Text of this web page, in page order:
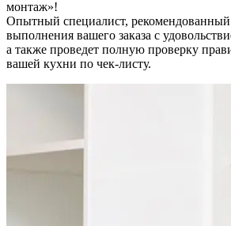
монтаж»!
Опытный специалист,
выполнения вашего заказа с
а также проведет полную проверку
вашей кухни по чек-листу.